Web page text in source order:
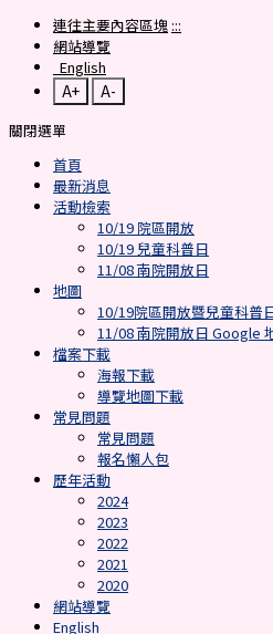
連往主要內容區塊 :::
網站導覽
English
A+
A-
關閉選單
首頁
最新消息
活動檢索
10/19 院區開放
10/19 兒童科普日
11/08 南院開放日
地圖
10/19院區開放暨兒童科普
11/08 南院開放日 Google
檔案下載
海報下載
導覽地圖下載
常見問題
常見問題
報名懶人包
歷年活動
2024
2023
2022
2021
2020
網站導覽
English